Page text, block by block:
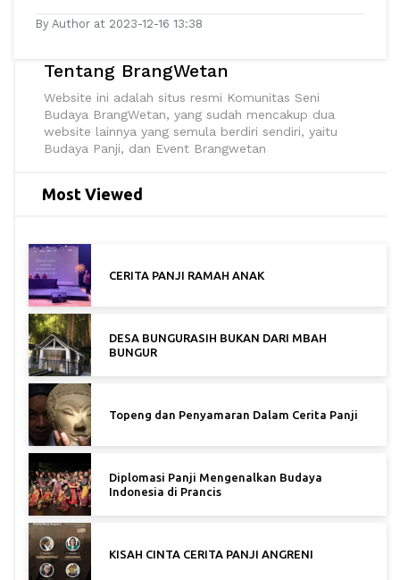
By Author at 2023-12-16 13:38
Tentang BrangWetan
Website ini adalah situs resmi Komunitas Seni
Budaya BrangWetan, yang sudah mencakup dua
website lainnya yang semula berdiri sendiri, yaitu
Budaya Panji, dan Event Brangwetan
Most Viewed
CERITA PANJI RAMAH ANAK
DESA BUNGURASIH BUKAN DARI MBAH
BUNGUR
Topeng dan Penyamaran Dalam Cerita Panji
Diplomasi Panji Mengenalkan Budaya
Indonesia di Prancis
KISAH CINTA CERITA PANJI ANGRENI